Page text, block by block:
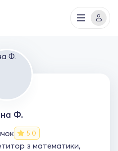
Ф.
5.0
з математики,